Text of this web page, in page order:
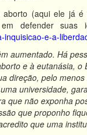
(aqui ele já
defender suas
e-a-
aumentado. Há
e à eutanásia, o
direção, pelo
universidade,
que não exponha
que proponho
que uma